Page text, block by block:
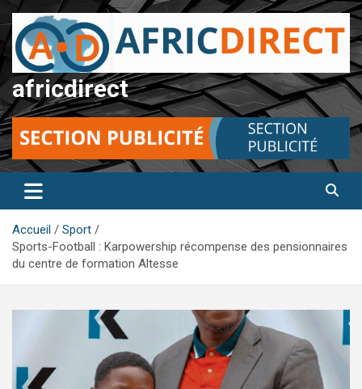
Aller
au
contenu
africdirect
Accueil
Sport
Sports-Football : Karpowership récompense des pensionnaires
du centre de formation Altesse